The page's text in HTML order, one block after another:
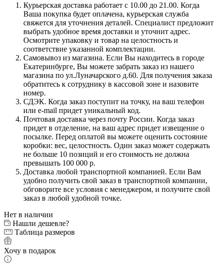
Курьерская доставка работает с 10.00 до 21.00. Когда
Ваша покупка будет оплачена, курьерская служба
свяжется для уточнения деталей. Специалист предложит
выбрать удобное время доставки и уточнит адрес.
Осмотрите упаковку и товар на целостность и
соответствие указанной комплектации.
Самовывоз из магазина. Если Вы находитесь в городе
Екатеринбурге, Вы можете забрать заказ из нашего
магазина по ул.Луначарского д.60. Для получения заказа
обратитесь к сотруднику в кассовой зоне и назовите
номер.
СДЭК. Когда заказ поступит на точку, на ваш телефон
или e-mail придет уникальный код.
Почтовая доставка через почту России. Когда заказ
придет в отделение, на ваш адрес придет извещение о
посылке. Перед оплатой вы можете оценить состояние
коробки: вес, целостность. Один заказ может содержать
не больше 10 позиций и его стоимость не должна
превышать 100 000 р.
Доставка любой транспортной компанией. Если Вам
удобно получить свой заказ в транспортной компании,
обговорите все условия с менеджером, и получите свой
заказ в любой удобной точке.
Нет в наличии
Нашли дешевле?
Таблица размеров
Хочу в подарок